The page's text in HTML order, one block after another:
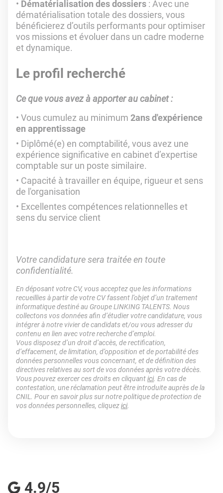
Dématérialisation des dossiers : Avec une
dématérialisation totale des dossiers, vous
bénéficierez d’outils performants pour optimiser
vos missions et évoluer dans un cadre moderne
et dynamique.
Le profil recherché
Ce que vous avez à apporter au cabinet :
Vous cumulez au minimum 2ans d'expérience
en apprentissage
Diplômé(e) en comptabilité, vous avez une
expérience significative en cabinet d’expertise
comptable sur un poste similaire.
Capacité à travailler en équipe, rigueur et sens
de l'organisation
Excellentes compétences relationnelles et
sens du service client
Votre candidature sera traitée en toute
confidentialité.
En déposant votre CV, vous acceptez que les informations
recueillies à partir de votre CV fassent l’objet d’un traitement
informatique destiné au Groupe LINKING TALENTS. Nous
collectons vos données afin d’étudier votre candidature, vous
intégrer à notre vivier de candidats et/ou vous adresser du
contenu en lien avec votre recherche d’emploi.
Vous disposez d’un droit d’accès, de rectification,
d’effacement, de limitation, d’opposition et de portabilité des
données personnelles vous concernant, et de définition des
directives relatives au sort de vos données après votre décès.
Vous pouvez exercer ces droits en cliquantici. En cas de
contestation, une réclamation peut être introduite auprès de la
CNIL. Pour en savoir plus sur notre politique de protection de
vos données personnelles, cliquezici.
4.9/5